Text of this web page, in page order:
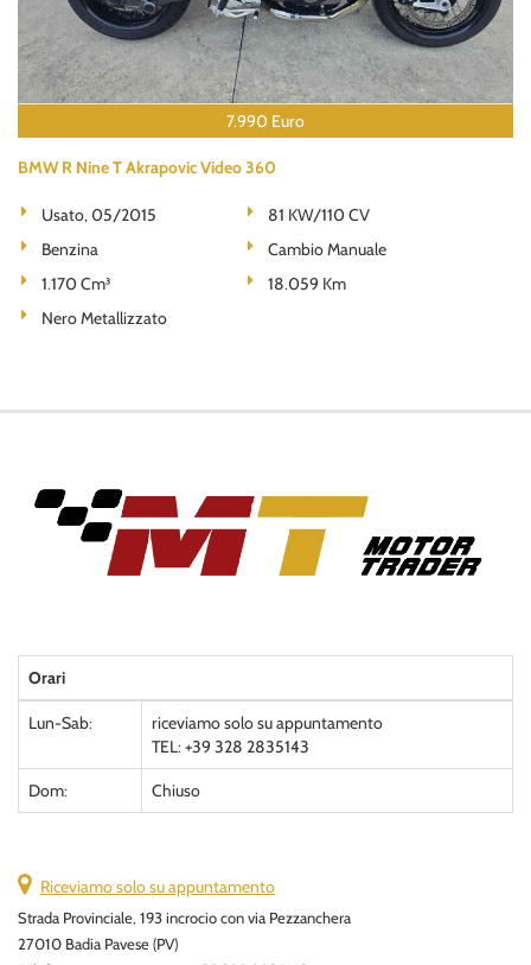
7.990 Euro
BMW R Nine T Akrapovic Video 360
Usato, 05/2015
81 KW/110 CV
Benzina
Cambio Manuale
1.170 Cm³
18.059 Km
Nero Metallizzato
Orari
Lun-Sab:
riceviamo solo su appuntamento
TEL: +39 328 2835143
Dom: Chiuso
Riceviamo solo su appuntamento
Strada Provinciale, 193 incrocio con via Pezzanchera
27010 Badia Pavese (PV)